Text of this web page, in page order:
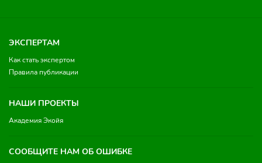
ЭКСПЕРТАМ
Как стать экспертом
Правила публикации
НАШИ ПРОЕКТЫ
Академия Экойя
СООБЩИТЕ НАМ ОБ ОШИБКЕ